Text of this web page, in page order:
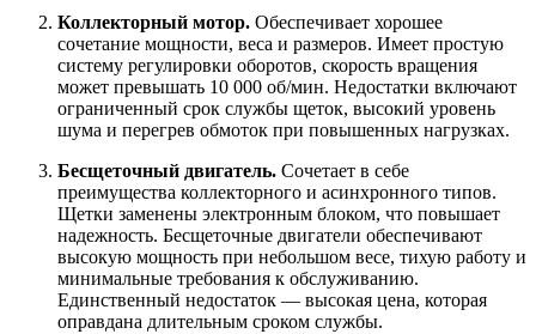
Коллекторный мотор. Обеспечивает хорошее
сочетание мощности, веса и размеров. Имеет простую
систему регулировки оборотов, скорость вращения
может превышать 10 000 об/мин. Недостатки включают
ограниченный срок службы щеток, высокий уровень
шума и перегрев обмоток при повышенных нагрузках.
Бесщеточный двигатель. Сочетает в себе
преимущества коллекторного и асинхронного типов.
Щетки заменены электронным блоком, что повышает
надежность. Бесщеточные двигатели обеспечивают
высокую мощность при небольшом весе, тихую работу и
минимальные требования к обслуживанию.
Единственный недостаток — высокая цена, которая
оправдана длительным сроком службы.